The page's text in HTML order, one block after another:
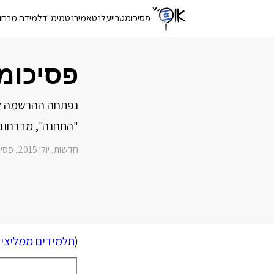
פסיכומטרייעלנטאמירנטמימ"דלמידה
נפתחה ההרשמה
"התחנה", מדרחוב גרוטבל 2. מחיר מסובסד לתושבי
חדשות, יולי 2015 ,
(תלמידים